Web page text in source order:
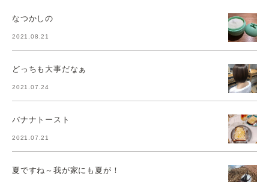
なつかしの
2021.08.21
どっちも大事だなぁ
2021.07.24
バナナトースト
2021.07.21
夏ですね～我が家にも夏が！